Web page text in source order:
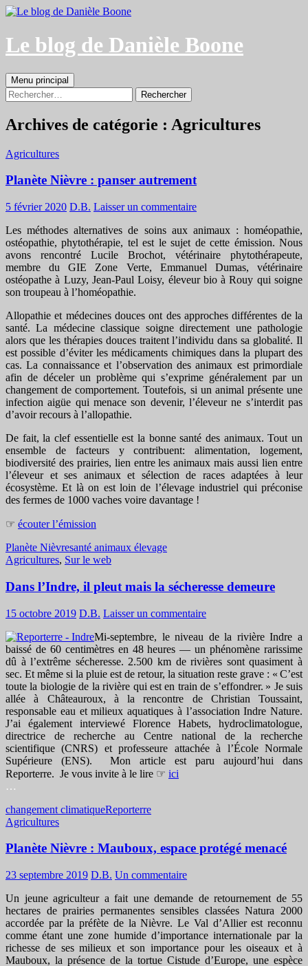
Aller
contenu
Le blog de Danièle Boone
Recherche
Menu principal
Rechercher :
Archives de catégorie : Agricultures
Agricultures
Planète Nièvre : panser autrement
5 février 2020 D.B. Laisser un commentaire
Les méthodes alternatives de soins aux animaux : homéopathie,
ostéopathie, phytothérapie, tel est le sujet de cette émission. Nous
avons rencontré Lucile Brochot, vétérinaire phytothérapeute,
membre du GIE Zone Verte, Emmanuel Dumas, vétérinaire
ostéopathe à Luzy, Jean-Paul Loisy, éleveur bio à Rouy qui soigne
son troupeau à l’homéopathie.
Allopathie et médecines douces ont des approches différentes de la
santé. La médecine classique soigne directement une pathologie
alors que les thérapies douces traitent l’individu dans sa globalité. Il
est possible d’éviter les médicaments chimiques dans la plupart des
cas. La connaissance et l’observation des animaux est primordiale
afin de déceler un problème qui s’exprime généralement par un
changement de comportement. Toutefois, si un animal présente une
infection aigüe qui menace son devenir, l’éleveur ne s’interdit pas
d’avoir recours à l’allopathie.
De fait, la clef essentielle est la bonne santé des animaux. Tout un
ensemble de facteurs y contribuent: alimentation, logement,
biodiversité des prairies, lien entre les animaux mais aussi lien entre
l’éleveur et ses animaux et sélection de races adaptées à leur
écosystème. Et là on est loin de l’élevage industriel qui préconise
des fermes de 1000 vaches voire davantage !
☞ écouter l’émission
Planète Nièvresanté animaux élevage
Agricultures, Sur le web
Dans l’Indre, il pleut mais la sécheresse demeure
15 octobre 2019 D.B. Laisser un commentaire
Mi-septembre, le niveau de la rivière Indre a
baissé de 60 centimètres en 48 heures — un phénomène rarissime
dû à l’extrême sécheresse. 2.500 km de rivières sont quasiment à
sec. Et même si la pluie est de retour, la situation reste grave : « C’est
toute la biologie de la rivière qui est en train de s’effondrer. » Je suis
allée à Châteauroux, à la rencontre de Christian Toussaint,
responsable eau et milieux aquatiques à l’association Indre Nature.
J’ai également interviewé Florence Habets, hydroclimatologue,
directrice de recherche au Centre national de la recherche
scientifique (CNRS) et professeure attachée à l’École Normale
Supérieure (ENS). Mon article est paru aujourd’hui dans
Reporterre. Je vous invite à le lire ☞ ici
…
changement climatiqueReporterre
Agricultures
Planète Nièvre : Mauboux, espace protégé menacé
23 septembre 2019 D.B. Un commentaire
Un jeune agriculteur a fait une demande de retournement de 55
hectares de prairies permanentes sensibles classées Natura 2000
accordée par la préfète de la Nièvre. Le Val d’Allier est reconnu
comme étant une zone humide d’importance internationale par la
richesse de ses milieux et son importance pour les oiseaux et à
Mauboux, la présence de la tortue Cistude d’Europe, une espèce